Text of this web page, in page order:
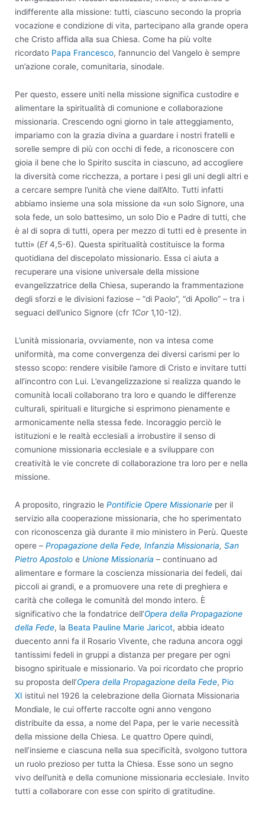
indifferente alla missione: tutti, ciascuno secondo la propria
vocazione e condizione di vita, partecipano alla grande opera
che Cristo affida alla sua Chiesa. Come ha più volte
ricordato Papa Francesco, l’annuncio del Vangelo è sempre
un’azione corale, comunitaria, sinodale.
Per questo, essere uniti nella missione significa custodire e
alimentare la spiritualità di comunione e collaborazione
missionaria. Crescendo ogni giorno in tale atteggiamento,
impariamo con la grazia divina a guardare i nostri fratelli e
sorelle sempre di più con occhi di fede, a riconoscere con
gioia il bene che lo Spirito suscita in ciascuno, ad accogliere
la diversità come ricchezza, a portare i pesi gli uni degli altri e
a cercare sempre l’unità che viene dall’Alto. Tutti infatti
abbiamo insieme una sola missione da «un solo Signore, una
sola fede, un solo battesimo, un solo Dio e Padre di tutti, che
è al di sopra di tutti, opera per mezzo di tutti ed è presente in
tutti» (Ef4,5-6). Questa spiritualità costituisce la forma
quotidiana del discepolato missionario. Essa ci aiuta a
recuperare una visione universale della missione
evangelizzatrice della Chiesa, superando la frammentazione
degli sforzi e le divisioni faziose – “di Paolo”, “di Apollo” – tra i
seguaci dell’unico Signore (cfr 1Cor1,10-12).
L’unità missionaria, ovviamente, non va intesa come
uniformità, ma come convergenza dei diversi carismi per lo
stesso scopo: rendere visibile l’amore di Cristo e invitare tutti
all’incontro con Lui. L’evangelizzazione si realizza quando le
comunità locali collaborano tra loro e quando le differenze
culturali, spirituali e liturgiche si esprimono pienamente e
armonicamente nella stessa fede. Incoraggio perciò le
istituzioni e le realtà ecclesiali a irrobustire il senso di
comunione missionaria ecclesiale e a sviluppare con
creatività le vie concrete di collaborazione tra loro per e nella
missione.
A proposito, ringrazio le Pontificie Opere Missionarie per il
servizio alla cooperazione missionaria, che ho sperimentato
con riconoscenza già durante il mio ministero in Perù. Queste
opere – Propagazione della Fede, Infanzia Missionaria, San
Pietro Apostolo e Unione Missionaria – continuano ad
alimentare e formare la coscienza missionaria dei fedeli, dai
piccoli ai grandi, e a promuovere una rete di preghiera e
carità che collega le comunità del mondo intero. È
significativo che la fondatrice dell’Opera della Propagazione
della Fede, la Beata Pauline Marie Jaricot, abbia ideato
duecento anni fa il Rosario Vivente, che raduna ancora oggi
tantissimi fedeli in gruppi a distanza per pregare per ogni
bisogno spirituale e missionario. Va poi ricordato che proprio
su proposta dell’Opera della Propagazione della Fede, Pio
XI istituì nel 1926 la celebrazione della Giornata Missionaria
Mondiale, le cui offerte raccolte ogni anno vengono
distribuite da essa, a nome del Papa, per le varie necessità
della missione della Chiesa. Le quattro Opere quindi,
nell’insieme e ciascuna nella sua specificità, svolgono tuttora
un ruolo prezioso per tutta la Chiesa. Esse sono un segno
vivo dell’unità e della comunione missionaria ecclesiale. Invito
tutti a collaborare con esse con spirito di gratitudine.